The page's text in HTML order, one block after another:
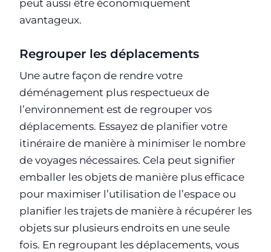
peut aussi être économiquement
avantageux.
Regrouper les déplacements
Une autre façon de rendre votre
déménagement plus respectueux de
l’environnement est de regrouper vos
déplacements. Essayez de planifier votre
itinéraire de manière à minimiser le nombre
de voyages nécessaires. Cela peut signifier
emballer les objets de manière plus efficace
pour maximiser l’utilisation de l’espace ou
planifier les trajets de manière à récupérer les
objets sur plusieurs endroits en une seule
fois. En regroupant les déplacements, vous